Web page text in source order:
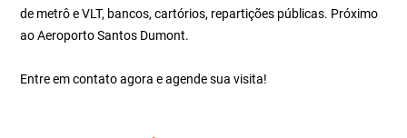
de metrô e VLT, bancos, cartórios, repartições públicas. Próximo
ao Aeroporto Santos Dumont.
Entre em contato agora e agende sua visita!